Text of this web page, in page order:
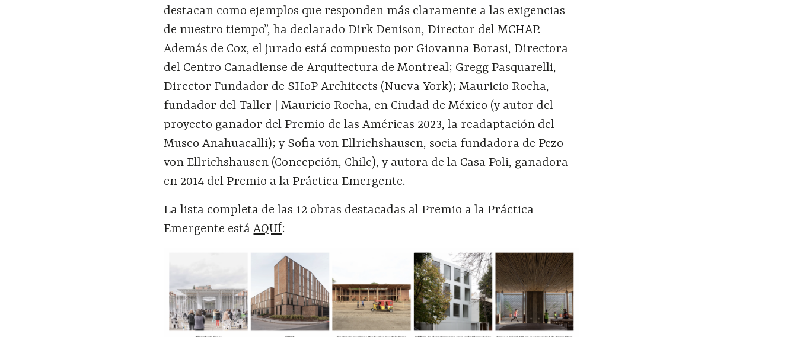
destacan como ejemplos que responden más claramente a las exigencias
de nuestro tiempo”, ha declarado Dirk Denison, Director del MCHAP.
Además de Cox, el jurado está compuesto por Giovanna Borasi, Directora
del Centro Canadiense de Arquitectura de Montreal; Gregg Pasquarelli,
Director Fundador de SHoP Architects (Nueva York); Mauricio Rocha,
fundador del Taller | Mauricio Rocha, en Ciudad de México (y autor del
proyecto ganador del Premio de las Américas 2023, la readaptación del
Museo Anahuacalli); y Sofia von Ellrichshausen, socia fundadora de Pezo
von Ellrichshausen (Concepción, Chile), y autora de la Casa Poli, ganadora
en 2014 del Premio a la Práctica Emergente.
La lista completa de las 12 obras destacadas al Premio a la Práctica
Emergente estáAQUÍ: